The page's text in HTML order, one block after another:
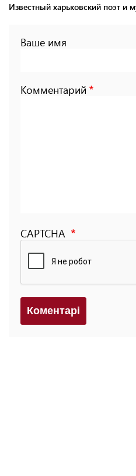
Известный харьковский поэт и
Ваше имя
Комментарий
CAPTCHA
Коментарi